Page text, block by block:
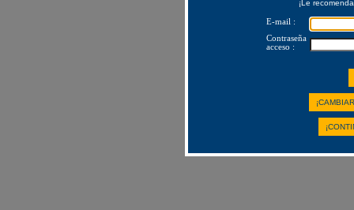
¡Le
E-mail :
Contraseña
acceso :